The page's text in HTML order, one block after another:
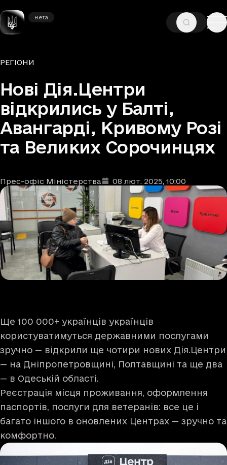
Beta
Beta
ГОЛОВНА
Рубрики
РЕГІОНИ
Нові Дія.Центри
відкрились у Балті,
Авангарді, Кривому Розі
та Великих Сорочинцях
Автори
Прес-офіс Міністерства
Дата та час публікації: 08 лют. 2025, 10:00
Ще 100 000+ українців українців
користуватимуться державними послугами
зручно — відкрили ще чотири нових Дія.Центри
— на Дніпропетровщині, Полтавщині та ще два
— в Одеській області.
Реєстрація місця проживання, оформлення
паспортів, послуги для ветеранів: все це і
багато іншого в оновлених Центрах — зручно та
комфортно.